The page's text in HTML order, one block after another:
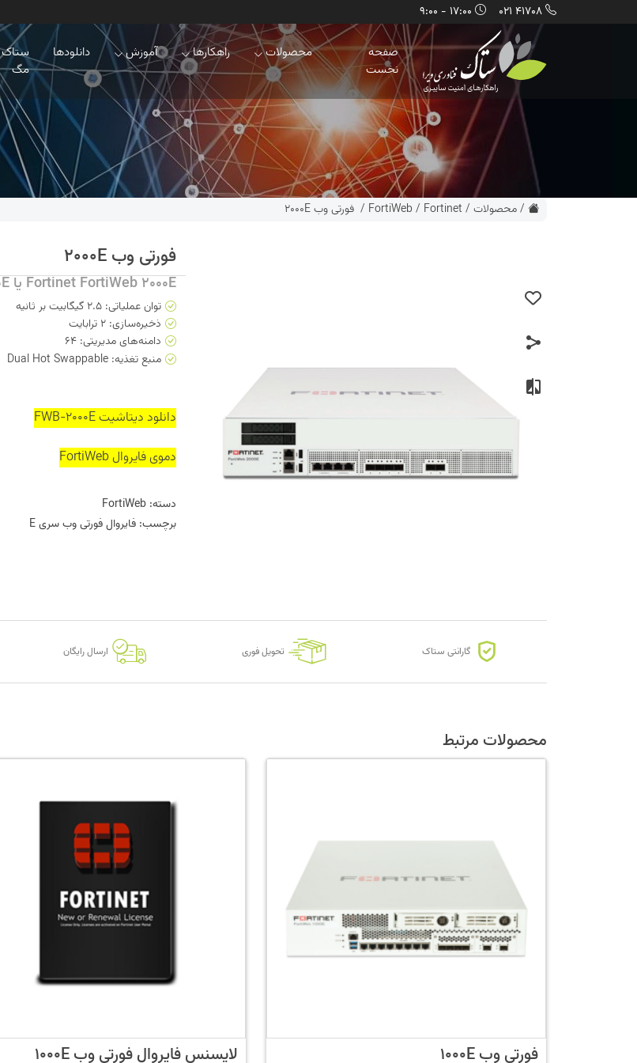
41708 021
صفحه
نخست
محصولات راهکارها آموزش دانلودها
ستاک
مگ
/محصولات /
Fortinet
/
FortiWeb / فورتی وب 2000E
فورتی وب 2000E
Fortinet FortiWeb 2000E یا FWB-2000E
توان عملیاتی: 2.5 گیگابیت بر ثانیه
ذخیره‌سازی: 2 ترابایت
دامنه‌های مدیریتی: 64
منبع تغذیه: Dual Hot Swappable
دانلود دیتاشیت FWB-2000E
دموی فایروال FortiWeb
دسته: FortiWeb
برچسب: فایروال فورتی وب سری E
گارانتی ستاک تحویل فوری ارسال رایگان
محصولات مرتبط
فورتی وب 1000E لایسنس فایروال فورتی وب 1000E